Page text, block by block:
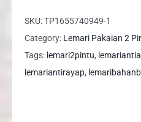
2
Pintu
Anti
Rayap
SKU:TP1655740949-1
Category: Lemari Pakaian 2
Tags: lemari2pintu,
lemariantirayap,